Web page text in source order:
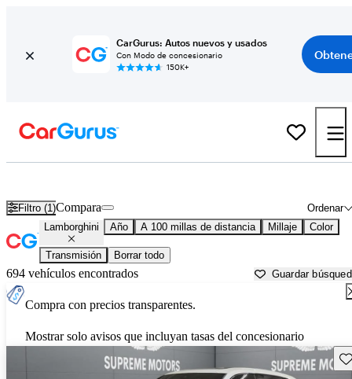
CarGurus: Autos nuevos y usados
Con Modo de concesionario
150K+
Filtro (1) Ordenar
Compara
Lamborghini Año A 100 millas de distancia Millaje Color
Transmisión Borrar todo
694 vehículos encontrados Guardar
Compra con precios transparentes.
Mostrar solo avisos que incluyan tasas del concesionario